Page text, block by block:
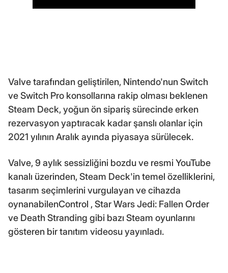
Valve tarafından geliştirilen, Nintendo'nun Switch
ve Switch Pro konsollarına rakip olması beklenen
Steam Deck, yoğun ön sipariş sürecinde erken
rezervasyon yaptıracak kadar şanslı olanlar için
2021 yılının Aralık ayında piyasaya sürülecek.
Valve, 9 aylık sessizliğini bozdu ve resmi YouTube
kanalı üzerinden, Steam Deck'in temel özelliklerini,
tasarım seçimlerini vurgulayan ve cihazda
oynanabilenControl , Star Wars Jedi: Fallen Order
ve Death Stranding gibi bazı Steam oyunlarını
gösteren bir tanıtım videosu yayınladı.